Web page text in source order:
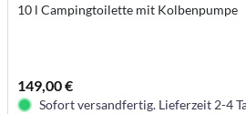
10 l Campingtoilette mit Kolbenpumpe
149,00 €
Sofort versandfertig. Lieferzeit 2-4